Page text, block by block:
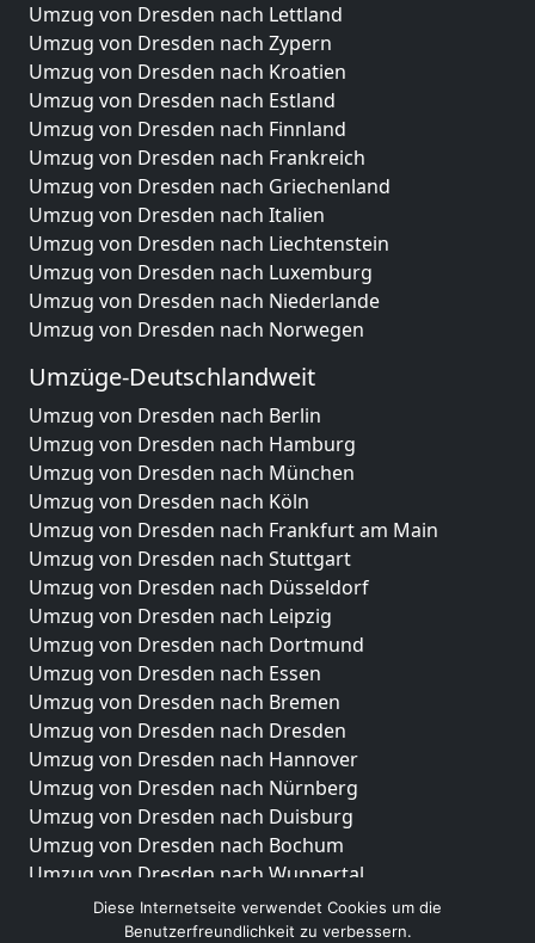
Umzug von Dresden nach Lettland
Umzug von Dresden nach Zypern
Umzug von Dresden nach Kroatien
Umzug von Dresden nach Estland
Umzug von Dresden nach Finnland
Umzug von Dresden nach Frankreich
Umzug von Dresden nach Griechenland
Umzug von Dresden nach Italien
Umzug von Dresden nach Liechtenstein
Umzug von Dresden nach Luxemburg
Umzug von Dresden nach Niederlande
Umzug von Dresden nach Norwegen
Umzüge-Deutschlandweit
Umzug von Dresden nach Berlin
Umzug von Dresden nach Hamburg
Umzug von Dresden nach München
Umzug von Dresden nach Köln
Umzug von Dresden nach Frankfurt am Main
Umzug von Dresden nach Stuttgart
Umzug von Dresden nach Düsseldorf
Umzug von Dresden nach Leipzig
Umzug von Dresden nach Dortmund
Umzug von Dresden nach Essen
Umzug von Dresden nach Bremen
Umzug von Dresden nach Dresden
Umzug von Dresden nach Hannover
Umzug von Dresden nach Nürnberg
Umzug von Dresden nach Duisburg
Umzug von Dresden nach Bochum
Umzug von Dresden nach Wuppertal
Umzug von Dresden nach Bielefeld
Umzug von Dresden nach Bonn
Diese Internetseite verwendet Cookies um die
Benutzerfreundlichkeit zu verbessern.